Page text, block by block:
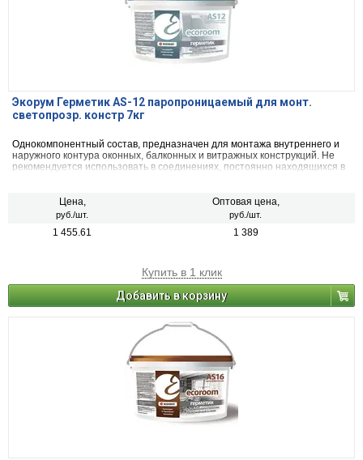
Экорум Герметик AS-12 паропроницаемый для монт.
светопрозр. констр 7кг
Однокомпонентный состав, предназначен для монтажа внутреннего и
наружного контура оконных, балконных и витражных конструкций. Не
рекомендуется использовать в соединениях, постоянно находящихся в
Цена,
руб./шт.
Оптовая цена,
руб./шт.
1 455.61 1 389
Купить в 1 клик
Добавить в корзину